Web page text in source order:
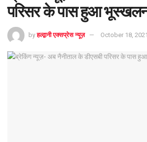
परिसर के पास हुआ
by हल्द्वानी एक्सप्रेस न्यूज़ October 18, 2021